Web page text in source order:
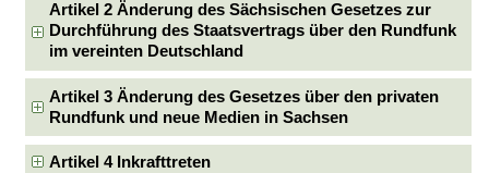
Artikel 2 Änderung des Sächsischen Gesetzes zur
Durchführung des Staatsvertrags über den Rundfunk
im vereinten Deutschland
Artikel 3 Änderung des Gesetzes über den privaten
Rundfunk und neue Medien in Sachsen
Artikel 4 Inkrafttreten